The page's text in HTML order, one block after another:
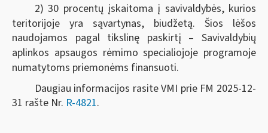
2) 30 procentų įskaitoma į savivaldybės, kurios
teritorijoje yra sąvartynas, biudžetą. Šios lėšos
naudojamos pagal tikslinę paskirtį – Savivaldybių
aplinkos apsaugos rėmimo specialiojoje programoje
numatytoms priemonėms finansuoti.
Daugiau informacijos rasite VMI prie FM 2025-12-
31 rašte Nr. R-4821.